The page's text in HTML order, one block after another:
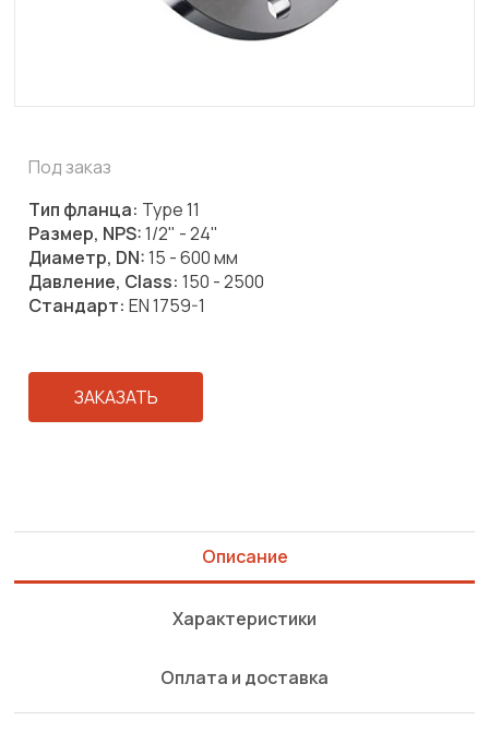
Под заказ
Тип фланца: Type 11
Размер, NPS:1/2" - 24"
Диаметр, DN:15 - 600 мм
Давление, Class:150 - 2500
Стандарт: EN 1759-1
ЗАКАЗАТЬ
Описание
Характеристики
Оплата и доставка